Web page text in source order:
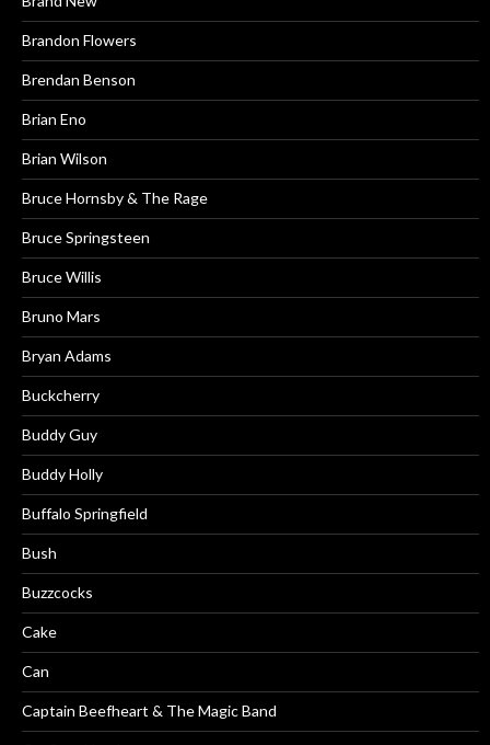
Brandon Flowers
Brendan Benson
Brian Eno
Brian Wilson
Bruce Hornsby & The Rage
Bruce Springsteen
Bruce Willis
Bruno Mars
Bryan Adams
Buckcherry
Buddy Guy
Buddy Holly
Buffalo Springfield
Bush
Buzzcocks
Cake
Can
Captain Beefheart & The Magic Band